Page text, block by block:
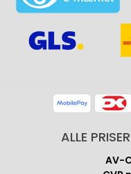
ALLE
AV-